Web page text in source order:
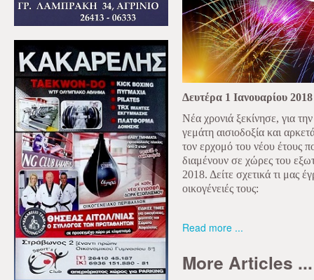
Δευτέρα 1 Ιανουαρίου 2018
Νέα χρονιά ξεκίνησε, για
γεμάτη αισιοδοξία και
τον ερχομό του νέου έτους
διαμένουν σε χώρες του
2018. Δείτε σχετικά τι μας
οικογένειές τους:
Read more ...
More Articles ...